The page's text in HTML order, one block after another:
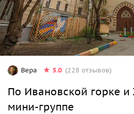
Вера 5.0 (228 отзывов)
По Ивановской горке и
мини-группе